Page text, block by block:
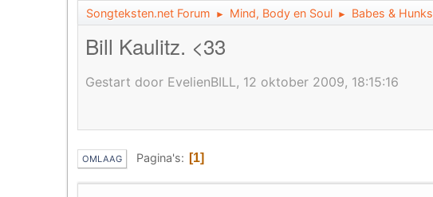
Songteksten.net Forum ► Mind, Body en Soul ► Babes & Hunks
Bill Kaulitz. <33
Gestart door EvelienBILL, 12 oktober 2009, 18:15:16
OMLAAG Pagina's 1